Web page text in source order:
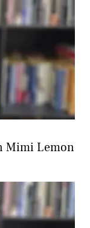
Mimi Lemon